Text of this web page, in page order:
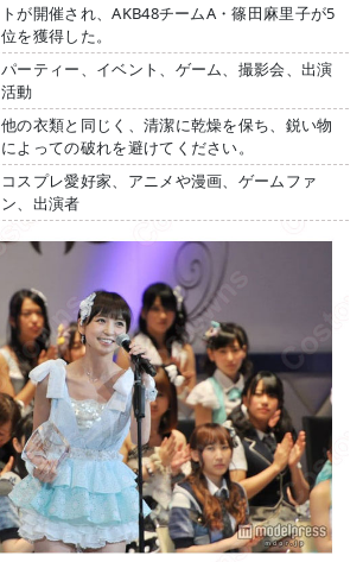
トが開催され、AKB48チームA・篠田麻里子が5
位を獲得した。
パーティー、イベント、ゲーム、撮影会、出演
活動
他の衣類と同じく、清潔に乾燥を保ち、鋭い物
によっての破れを避けてください。
コスプレ愛好家、アニメや漫画、ゲームファ
ン、出演者